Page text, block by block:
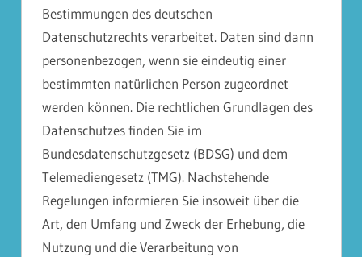
Bestimmungen des deutschen
Datenschutzrechts verarbeitet. Daten sind dann
personenbezogen, wenn sie eindeutig einer
bestimmten natürlichen Person zugeordnet
werden können. Die rechtlichen Grundlagen des
Datenschutzes finden Sie im
Bundesdatenschutzgesetz (BDSG) und dem
Telemediengesetz (TMG). Nachstehende
Regelungen informieren Sie insoweit über die
Art, den Umfang und Zweck der Erhebung, die
Nutzung und die Verarbeitung von